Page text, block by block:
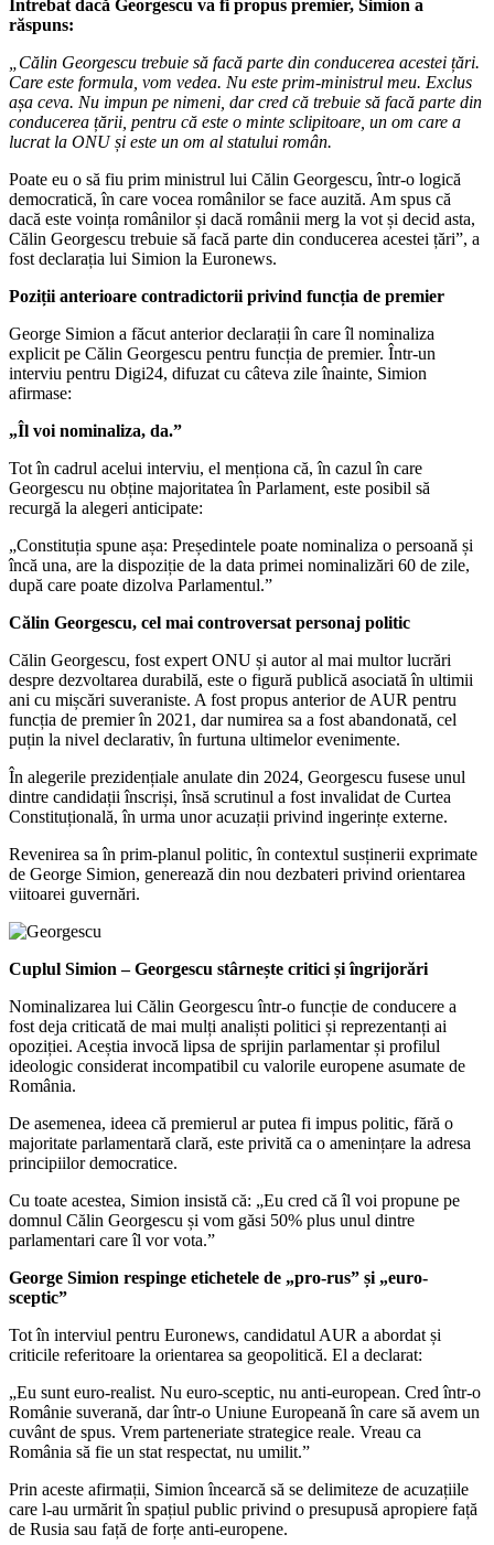
Întrebat dacă Georgescu va fi propus premier, Simion a
răspuns:
„Călin Georgescu trebuie să facă parte din conducerea acestei țări.
Care este formula, vom vedea. Nu este prim-ministrul meu. Exclus
așa ceva. Nu impun pe nimeni, dar cred că trebuie să facă parte din
conducerea țării, pentru că este o minte sclipitoare, un om care a
lucrat la ONU și este un om al statului român.
Poate eu o să fiu prim ministrul lui Călin Georgescu, într-o logică
democratică, în care vocea românilor se face auzită. Am spus că
dacă este voința românilor și dacă românii merg la vot și decid asta,
Călin Georgescu trebuie să facă parte din conducerea acestei țări”, a
fost declarația lui Simion la Euronews.
Poziții anterioare contradictorii privind funcția de premier
George Simion a făcut anterior declarații în care îl nominaliza
explicit pe Călin Georgescu pentru funcția de premier. Într-un
interviu pentru Digi24, difuzat cu câteva zile înainte, Simion
afirmase:
„Îl voi nominaliza, da.”
Tot în cadrul acelui interviu, el menționa că, în cazul în care
Georgescu nu obține majoritatea în Parlament, este posibil să
recurgă la alegeri anticipate:
„Constituția spune așa: Președintele poate nominaliza o persoană și
încă una, are la dispoziție de la data primei nominalizări 60 de zile,
după care poate dizolva Parlamentul.”
Călin Georgescu, cel mai controversat personaj politic
Călin Georgescu, fost expert ONU și autor al mai multor lucrări
despre dezvoltarea durabilă, este o figură publică asociată în ultimii
ani cu mișcări suveraniste. A fost propus anterior de AUR pentru
funcția de premier în 2021, dar numirea sa a fost abandonată, cel
puțin la nivel declarativ, în furtuna ultimelor evenimente.
În alegerile prezidențiale anulate din 2024, Georgescu fusese unul
dintre candidații înscriși, însă scrutinul a fost invalidat de Curtea
Constituțională, în urma unor acuzații privind ingerințe externe.
Revenirea sa în prim-planul politic, în contextul susținerii exprimate
de George Simion, generează din nou dezbateri privind orientarea
viitoarei guvernări.
Cuplul Simion – Georgescu stârnește critici și îngrijorări
Nominalizarea lui Călin Georgescu într-o funcție de conducere a
fost deja criticată de mai mulți analiști politici și reprezentanți ai
opoziției. Aceștia invocă lipsa de sprijin parlamentar și profilul
ideologic considerat incompatibil cu valorile europene asumate de
România.
De asemenea, ideea că premierul ar putea fi impus politic, fără o
majoritate parlamentară clară, este privită ca o amenințare la adresa
principiilor democratice.
Cu toate acestea, Simion insistă că: „Eu cred că îl voi propune pe
domnul Călin Georgescu și vom găsi 50% plus unul dintre
parlamentari care îl vor vota.”
George Simion respinge etichetele de „pro-rus” și „euro-
sceptic”
Tot în interviul pentru Euronews, candidatul AUR a abordat și
criticile referitoare la orientarea sa geopolitică. El a declarat:
„Eu sunt euro-realist. Nu euro-sceptic, nu anti-european. Cred într-o
Românie suverană, dar într-o Uniune Europeană în care să avem un
cuvânt de spus. Vrem parteneriate strategice reale. Vreau ca
România să fie un stat respectat, nu umilit.”
Prin aceste afirmații, Simion încearcă să se delimiteze de acuzațiile
care l-au urmărit în spațiul public privind o presupusă apropiere față
de Rusia sau față de forțe anti-europene.